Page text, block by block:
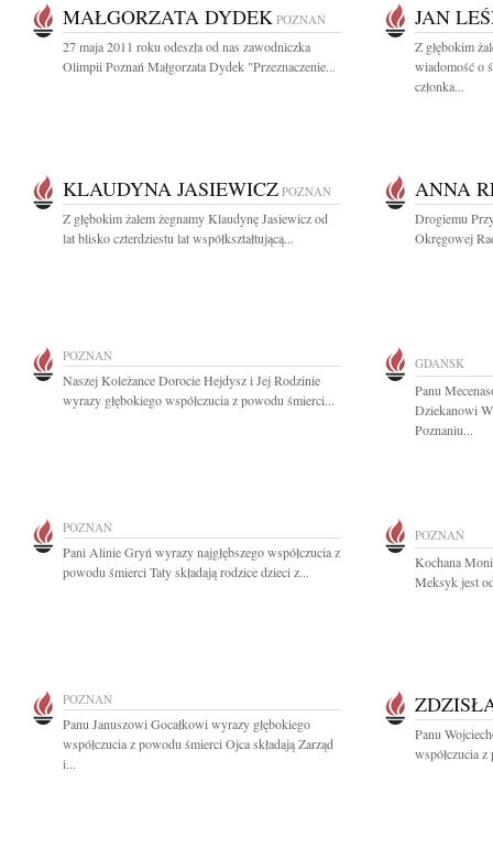
MAŁGORZATA DYDEK POZNAŃ
27 maja 2011 roku odeszła od nas zawodniczka
Olimpii Poznań Małgorzata Dydek "Przeznaczenie...
JAN
Z głębokim
wiadomość o
członka...
KLAUDYNA JASIEWICZ POZNAŃ
Z głębokim żalem żegnamy Klaudynę Jasiewicz od
lat blisko czterdziestu lat współkształtującą...
ANNA
Drogiemu
Okręgowej
POZNAŃ
Naszej Koleżance Dorocie Hejdysz i Jej Rodzinie
wyrazy głębokiego współczucia z powodu śmierci...
GDAŃSK
Panu
Dziekanowi
Poznaniu...
POZNAŃ
Pani Alinie Gryń wyrazy najgłębszego współczucia z
powodu śmierci Taty składają rodzice dzieci z...
POZNAŃ
Kochana
Meksyk jest
POZNAŃ
Panu Januszowi Gocałkowi wyrazy głębokiego
współczucia z powodu śmierci Ojca składają Zarząd
i...
Panu
współczucia